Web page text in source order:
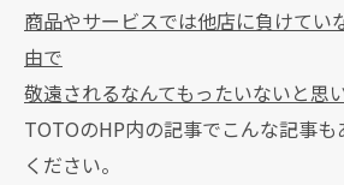
商品やサービスでは他店に負けてい
由で
敬遠されるなんてもったいないと思
TOTOのHP内の記事でこんな記事
ください。